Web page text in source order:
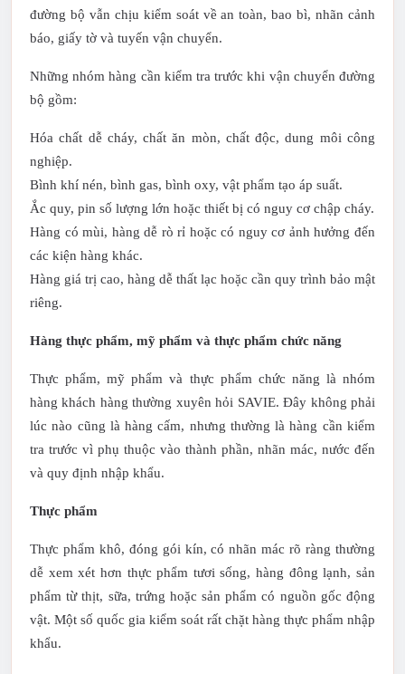
đường bộ vẫn chịu kiểm soát về an toàn, bao bì, nhãn cảnh
báo, giấy tờ và tuyến vận chuyển.
Những nhóm hàng cần kiểm tra trước khi vận chuyển đường
bộ gồm:
Hóa chất dễ cháy, chất ăn mòn, chất độc, dung môi công
nghiệp.
Bình khí nén, bình gas, bình oxy, vật phẩm tạo áp suất.
Ắc quy, pin số lượng lớn hoặc thiết bị có nguy cơ chập cháy.
Hàng có mùi, hàng dễ rò rỉ hoặc có nguy cơ ảnh hưởng đến
các kiện hàng khác.
Hàng giá trị cao, hàng dễ thất lạc hoặc cần quy trình bảo mật
riêng.
Hàng thực phẩm, mỹ phẩm và thực phẩm chức năng
Thực phẩm, mỹ phẩm và thực phẩm chức năng là nhóm
hàng khách hàng thường xuyên hỏi SAVIE. Đây không phải
lúc nào cũng là hàng cấm, nhưng thường là hàng cần kiểm
tra trước vì phụ thuộc vào thành phần, nhãn mác, nước đến
và quy định nhập khẩu.
Thực phẩm
Thực phẩm khô, đóng gói kín, có nhãn mác rõ ràng thường
dễ xem xét hơn thực phẩm tươi sống, hàng đông lạnh, sản
phẩm từ thịt, sữa, trứng hoặc sản phẩm có nguồn gốc động
vật. Một số quốc gia kiểm soát rất chặt hàng thực phẩm nhập
khẩu.